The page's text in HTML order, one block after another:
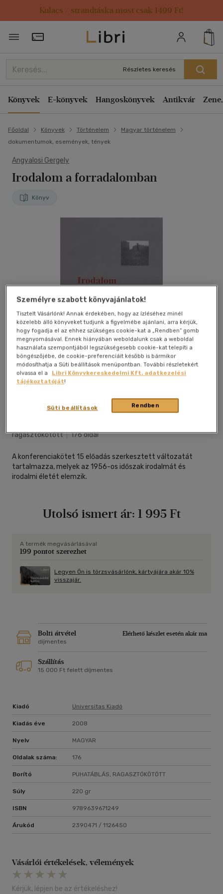
Kulacs / strandtáska most csak 1499 Ft!
Törzsvásárlói Kártya adatai
Részletes keresés
Könyvek E-könyvek Hangoskönyvek Antikvár
Főoldal Könyvek Történelem
Magyar történelem
dokumentumok, események, tények
Angyalosi Gergely
Irodalom a forradalomban
Könyv
ragasztókötött|176 oldal
A konferenciakötet 15 előadás szerkesztett változatát
tartalmazza, melyek az 1956-os időszak irodalmát és
irodalmi életét elemzik.
Utolsó ismert ár: 1 995 Ft
A termék megvásárlásával
199 pontot szerezhet
Legyen Ön is törzsvásárlónk, kártyájára akár 10%
visszajár.
Bolti átvétel
Elérhető készlet esetén akár ma
díjmentes
Szállítás
15 000 Ft felett díjmentes
Kiadó Universitas Kiadó
Kiadás éve 2008
Nyelv MAGYAR
Oldalak száma: 176
Borító PUHATÁBLÁS, RAGASZTÓKÖTÖTT
Súly 220 gr
ISBN 9789639671249
Árukód 2390471 / 1126450
Vásárlói értékelések, vélemények
Kérjük, lépjen be az értékeléshez!
Személyre szabott könyvajánlatok!
Tisztelt Vásárlónk! Annak érdekében, hogy az ízléséhez minél
közelebb álló könyveket tudjunk a figyelmébe ajánlani, arra kérjük,
hogy fogadja el az ehhez szükséges cookie-kat a „Rendben” gomb
megnyomásával. Ennek hiányában weboldalunk csak a weboldal
használata szempontjából legszükségesebb cookie-kat telepíti a
böngészőjébe, de cookie-preferenciáit később is bármikor
módosíthatja a Süti beállítások menüpontban. További részletekért
olvassa el a
Libri Könyvkereskedelmi Kft. adatkezelési
tájékoztatóját!
Rendben
Süti beállítások